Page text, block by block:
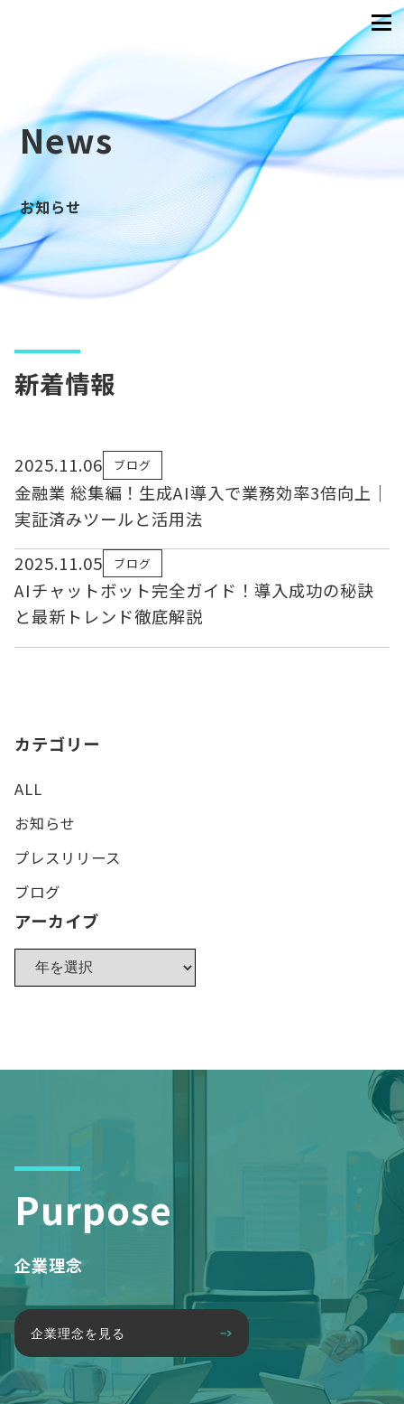
News
お知らせ
新着情報
2025.11.06 ブログ
金融業 総集編！生成AI導入で業務効率3倍向上｜
実証済みツールと活用法
2025.11.05
ブログ
AIチャットボット完全ガイド！導入成功の秘訣
と最新トレンド徹底解説
カテゴリー
ALL
お知らせ
プレスリリース
ブログ
アーカイブ
Purpose
企業理念
企業理念を見る